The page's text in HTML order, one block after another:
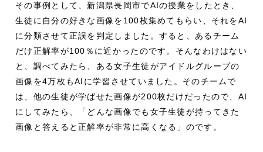
その事例として、新潟県長岡市でAIの授業をしたとき、
生徒に自分の好きな画像を100枚集めてもらい、それをAI
に分類させて正誤を判定しました。すると、あるチーム
だけ正解率が100％に近かったのです。そんなわけはない
と、調べてみたら、ある女子生徒がアイドルグループの
画像を4万枚もAIに学習させていました。そのチームで
は、他の生徒が学ばせた画像が200枚だけだったので、AI
にしてみたら、「どんな画像でも女子生徒が持ってきた
画像と答えると正解率が非常に高くなる」のです。